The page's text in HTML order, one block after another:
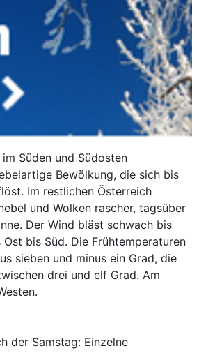
Süden und Südosten
Bewölkung, die sich bis
Im restlichen Österreich
und Wolken rascher, tagsüber
Der Wind bläst schwach bis
bis Süd. Die Frühtemperaturen
sieben und minus ein Grad, die
drei und elf Grad. Am
der Samstag: Einzelne